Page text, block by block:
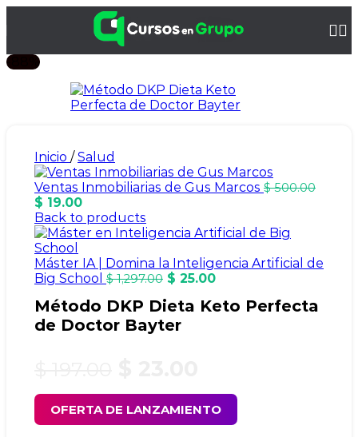
-88%
Inicio / Salud
Ventas Inmobiliarias de Gus Marcos $500.00
$ 19.00
Back to products
Máster IA | Domina la Inteligencia Artificial de
Big School $1,297.00 $ 25.00
Método DKP Dieta Keto Perfecta
de Doctor Bayter
OFERTA DE LANZAMIENTO